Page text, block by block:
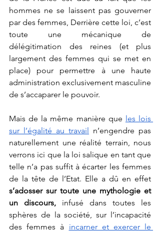
hommes ne se laissent pas gouverner
par des femmes, Derrière cette loi, c’est
toute une mécanique de
délégitimation des reines (et plus
largement des femmes qui se met en
place) pour permettre à une haute
administration exclusivement masculine
de s’accaparer le pouvoir.
Mais de la même manière que les lois
sur l’égalité au travail n’engendre pas
naturellement une réalité terrain, nous
verrons ici que la loi salique en tant que
telle n’a pas suffit à écarter les femmes
s’adosser sur toute une mythologie et
un discours, infusé dans toutes les
sphères de la société, sur l’incapacité
des femmes à incarner et exercer le